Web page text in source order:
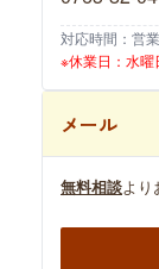
対応時間：営
※休業日：水曜
メール
無料相談より